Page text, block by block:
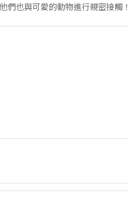
也與可愛的動物進行親密接觸！